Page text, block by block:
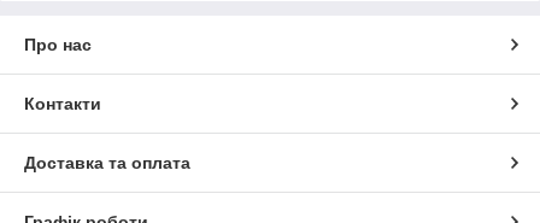
Про нас
Контакти
Доставка та оплата